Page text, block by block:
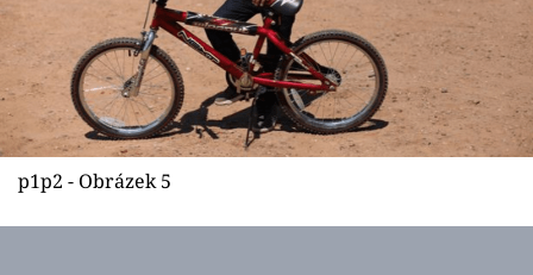
p1p2 - Obrázek 5